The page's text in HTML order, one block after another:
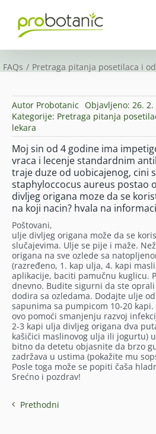
content
FAQs Pretraga pitanja posetilaca i
Autor Probotanic Objavljeno: 26. 2.
Kategorije: Pretraga pitanja
lekara
Moj sin od 4 godine ima
vraca i lecenje standardnim
traje duze od uobicajenog, cini
staphyloccocus aureus postao
divljeg origana moze da se
na koji nacin? hvala na
Poštovani,
ulje divljeg origana može da se
slučajevima. Ulje se pije i maže.
origana na sve ozlede sa
(razređeno, 1. kap ulja, 4. kapi
aplikacije, baciti pamučnu kuglicu.
dnevno. Budite sigurni da ste
dodira sa ozledama. Dodajte ulje
sapunima sa pumpicom 10-20
ovo pomoći smanjenju razvoj
2-3 kapi ulja divljeg origana dva
kašičici maslinovog ulja ili jogurtu)
bitno da detetu objasnite da brzo
zadržava u ustima (pokažite mu
Posle toga može se popiti čaša
Srećno i pozdrav!
Prethodni